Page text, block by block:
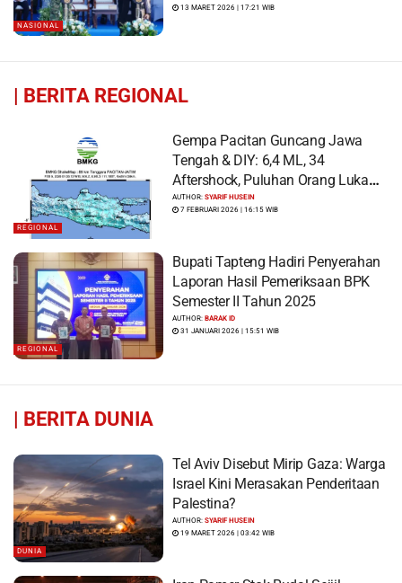
NASIONAL
13 MARET 2026 | 17:21 WIB
| BERITA REGIONAL
REGIONAL
Gempa Pacitan Guncang Jawa
Tengah & DIY: 6,4 ML, 34
Aftershock, Puluhan Orang Luka
dan Ratusan Bangunan Rusak
AUTHOR:SYARIF HUSEIN
7 FEBRUARI 2026 | 16:15 WIB
REGIONAL
Bupati Tapteng Hadiri Penyerahan
Laporan Hasil Pemeriksaan BPK
Semester II Tahun 2025
AUTHOR:BARAK ID
31 JANUARI 2026 | 15:51 WIB
| BERITA DUNIA
DUNIA
Tel Aviv Disebut Mirip Gaza: Warga
Israel Kini Merasakan Penderitaan
Palestina?
AUTHOR:SYARIF HUSEIN
19 MARET 2026 | 03:42 WIB